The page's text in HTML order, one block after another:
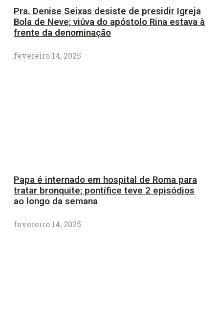
Pra. Denise Seixas desiste de presidir Igreja
Bola de Neve; viúva do apóstolo Rina estava à
frente da denominação
fevereiro 14, 2025
Papa é internado em hospital de Roma para
tratar bronquite; pontífice teve 2 episódios
ao longo da semana
fevereiro 14, 2025